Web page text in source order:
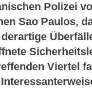
Polizei
Sao Paulos,
Viertel